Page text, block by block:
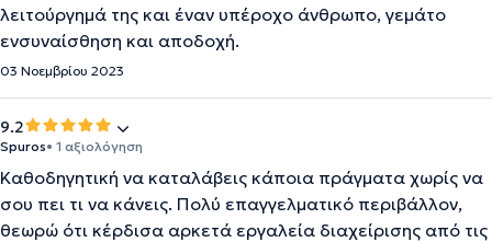
λειτούργημά της και έναν υπέροχο άνθρωπο, γεμάτο
ενσυναίσθηση και αποδοχή.
03 Νοεμβρίου 2023
9.2
Spuros• 1 αξιολόγηση
Καθοδηγητική να καταλάβεις κάποια πράγματα χωρίς να
σου πει τι να κάνεις. Πολύ επαγγελματικό περιβάλλον,
θεωρώ ότι κέρδισα αρκετά εργαλεία διαχείρισης από τις